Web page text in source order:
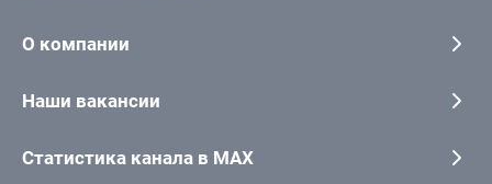
О компании
Наши вакансии
Статистика канала в MAX